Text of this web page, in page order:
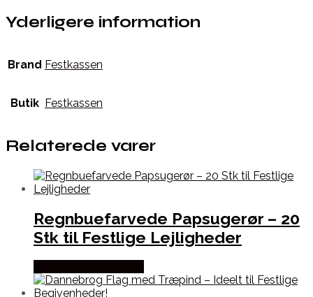
Yderligere information
Brand Festkassen
Butik Festkassen
Relaterede varer
Regnbuefarvede Papsugerør – 20
Stk til Festlige Lejligheder